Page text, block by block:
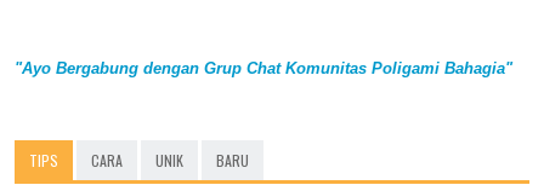
"Ayo Bergabung dengan Grup Chat Komunitas Poligami Bahagia"
TIPS CARA UNIK BARU